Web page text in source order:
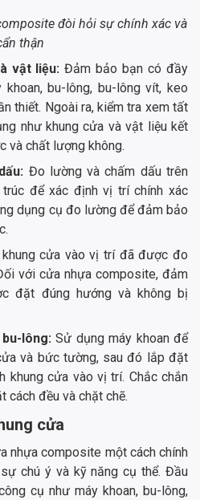
đòi hỏi sự chính xác và
thận
vật liệu: Đảm bảo bạn có đầy
bu-lông, bu-lông vít, keo
thiết. Ngoài ra, kiểm tra xem tất
như khung cửa và vật liệu kết
và chất lượng không.
Đo lường và chấm dấu trên
để xác định vị trí chính xác
dụng cụ đo lường để đảm bảo
cửa vào vị trí đã được đo
với cửa nhựa composite, đảm
đặt đúng hướng và không bị
lông: Sử dụng máy khoan để
và bức tường, sau đó lắp đặt
khung cửa vào vị trí. Chắc chắn
cách đều và chặt chẽ.
cửa
nhựa composite một cách chính
chú ý và kỹ năng cụ thể. Đầu
cụ như máy khoan, bu-lông,